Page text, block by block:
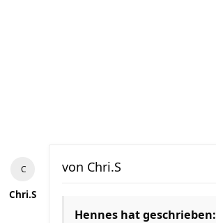
Chri.S
von Chri.S
Hennes hat geschrieben: